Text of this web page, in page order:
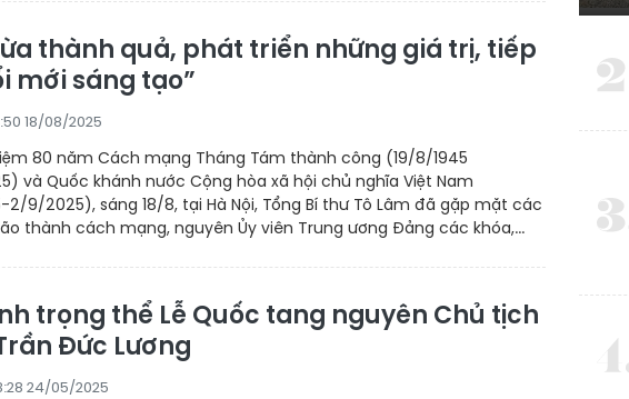
thành quả, phát triển những giá trị, tiếp
mới sáng tạo”
18/08/2025
80 năm Cách mạng Tháng Tám thành công (19/8/1945
và Quốc khánh nước Cộng hòa xã hội chủ nghĩa Việt Nam
9/2025), sáng 18/8, tại Hà Nội, Tổng Bí thư Tô Lâm đã gặp mặt các
thành cách mạng, nguyên Ủy viên Trung ương Đảng các khóa,...
trọng thể Lễ Quốc tang nguyên Chủ tịch
Đức Lương
24/05/2025